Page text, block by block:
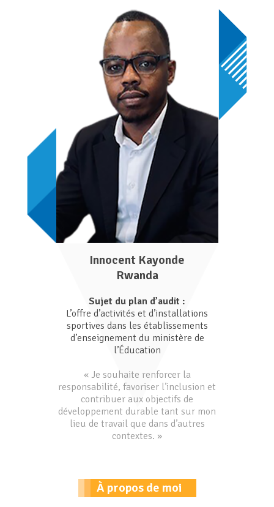
Innocent Kayonde
Rwanda
Sujet du plan d’audit :
L’offre d’activités et d’installations
sportives dans les établissements
d’enseignement du ministère de
l’Éducation
« Je souhaite renforcer la
responsabilité, favoriser l’inclusion et
contribuer aux objectifs de
développement durable tant sur mon
lieu de travail que dans d’autres
contextes. »
À propos de moi